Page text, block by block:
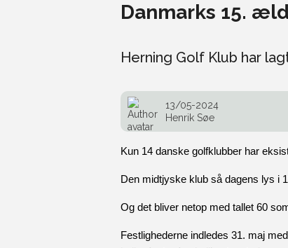
Danmarks 15.
Herning Golf Klub har
13/05-2024
Henrik Søe
Kun 14 danske golfklubber har
Den midtjyske klub så dagens lys i
Og det bliver netop med tallet 60
Festlighederne indledes 31. maj